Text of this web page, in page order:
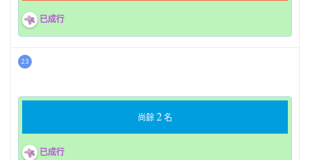
已成行
23
尚餘2名
已成行